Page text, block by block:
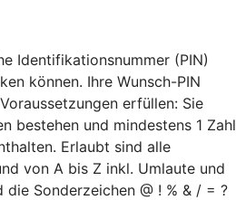
Identifikationsnummer (PIN)
können. Ihre Wunsch-PIN
erfüllen: Sie
bestehen und mindestens 1 Zahl
Erlaubt sind alle
von A bis Z inkl. Umlaute und
Sonderzeichen @ ! % & / = ?